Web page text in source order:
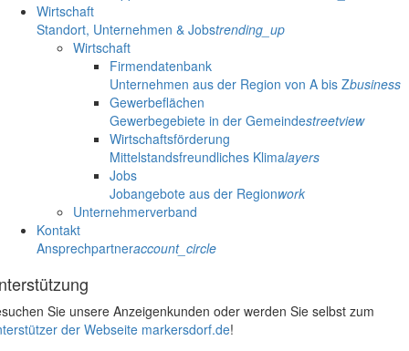
Wirtschaft
Standort, Unternehmen & Jobstrending_up
Wirtschaft
Firmendatenbank
Unternehmen aus der Region von A bis Zbusiness
Gewerbeflächen
Gewerbegebiete in der Gemeindestreetview
Wirtschaftsförderung
Mittelstandsfreundliches Klimalayers
Jobs
Jobangebote aus der Regionwork
Unternehmerverband
Kontakt
Ansprechpartneraccount_circle
Sie unsere Anzeigenkunden oder werden Sie selbst zum
der Webseite markersdorf.de!